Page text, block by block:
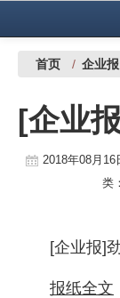
中国有色金属报社主办
铜镍铅锌
铝
首页 / 企业报
[企业
2018年08月16
类
[企业报]
报纸全文